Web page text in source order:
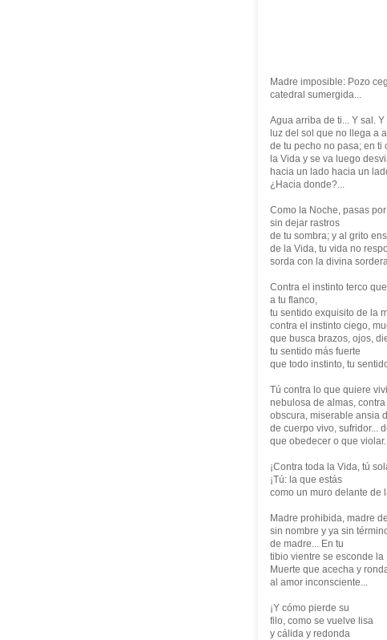
Madre imposible: Pozo
catedral sumergida...
Agua arriba de ti... Y sal.
luz del sol que no llega a
de tu pecho no pasa; en ti
la Vida y se va luego
hacia un lado hacia un
¿Hacia donde?...
Como la Noche, pasas
sin dejar rastros
de tu sombra; y al grito
de la Vida, tu vida no
sorda con la divina
Contra el instinto terco
a tu flanco,
tu sentido exquisito de la
contra el instinto ciego,
que busca brazos, ojos,
tu sentido más fuerte
que todo instinto, tu
Tú contra lo que quiere
nebulosa de almas,
obscura, miserable ansia
de cuerpo vivo, sufridor...
que obedecer o que
¡Contra toda la Vida, tú
¡Tú: la que estás
como un muro delante de
Madre prohibida, madre
sin nombre y ya sin
de madre... En tu
tibio vientre se esconde la
Muerte que acecha y
al amor inconsciente...
¡Y cómo pierde su
filo, como se vuelve lisa
y cálida y redonda